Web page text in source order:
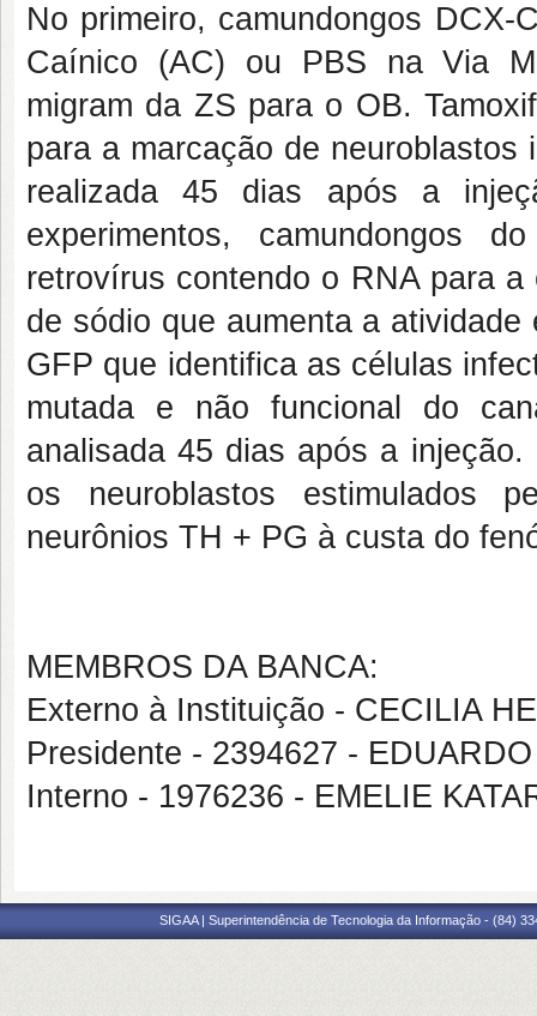
No primeiro, camundongos
Caínico (AC) ou PBS na Via
migram da ZS para o OB.
para a marcação de
realizada 45 dias após a
experimentos, camundongos
retrovírus contendo o RNA para
de sódio que aumenta a
GFP que identifica as células
mutada e não funcional do
analisada 45 dias após a
os neuroblastos estimulados
neurônios TH + PG à custa do
MEMBROS DA BANCA:
Externo à Instituição - CECILIA
Presidente - 2394627 -
Interno - 1976236 - EMELIE
SIGAA | Superintendência de Tecnologia da Informação - (84)